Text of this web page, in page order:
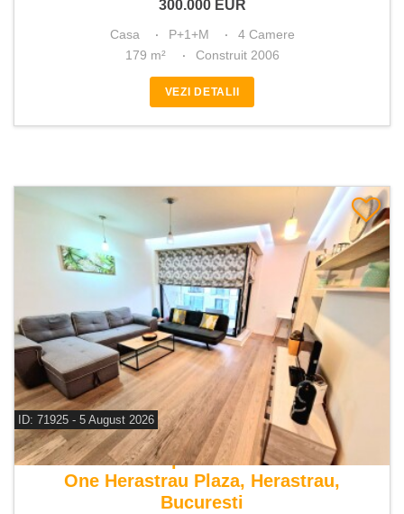
300.000 EUR
Casa P+1+M
4 Camere
179 m²
Construit 2006
VEZI DETALII
ID: 71925 - 5 August 2026
De vanzare apartament 2 camere
One Herastrau Plaza, Herastrau,
Bucuresti